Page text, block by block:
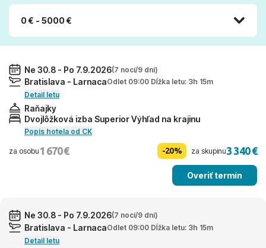
0 € - 5000 €
Ne 30.8 - Po 7.9.2026(7 nocí/9 dní)
Bratislava - LarnacaOdlet 09:00 Dĺžka letu: 3h 15m
Detail letu
Raňajky
Dvojlôžková izba Superior Výhľad na krajinu
Popis hotela od CK
za osobu 1 670 € -20% za skupinu3 340 €
Overiť termín
Ne 30.8 - Po 7.9.2026(7 nocí/9 dní)
Bratislava - LarnacaOdlet 09:00 Dĺžka letu: 3h 15m
Detail letu